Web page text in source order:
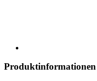
Produktinformationen